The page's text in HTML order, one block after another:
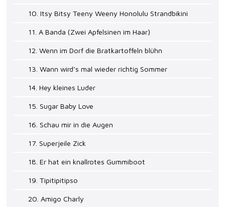
10. Itsy Bitsy Teeny Weeny Honolulu Strandbikini
11. A Banda (Zwei Apfelsinen im Haar)
12. Wenn im Dorf die Bratkartoffeln blühn
13. Wann wird’s mal wieder richtig Sommer
14. Hey kleines Luder
15. Sugar Baby Love
16. Schau mir in die Augen
17. Superjeile Zick
18. Er hat ein knallrotes Gummiboot
19. Tipitipitipso
20. Amigo Charly